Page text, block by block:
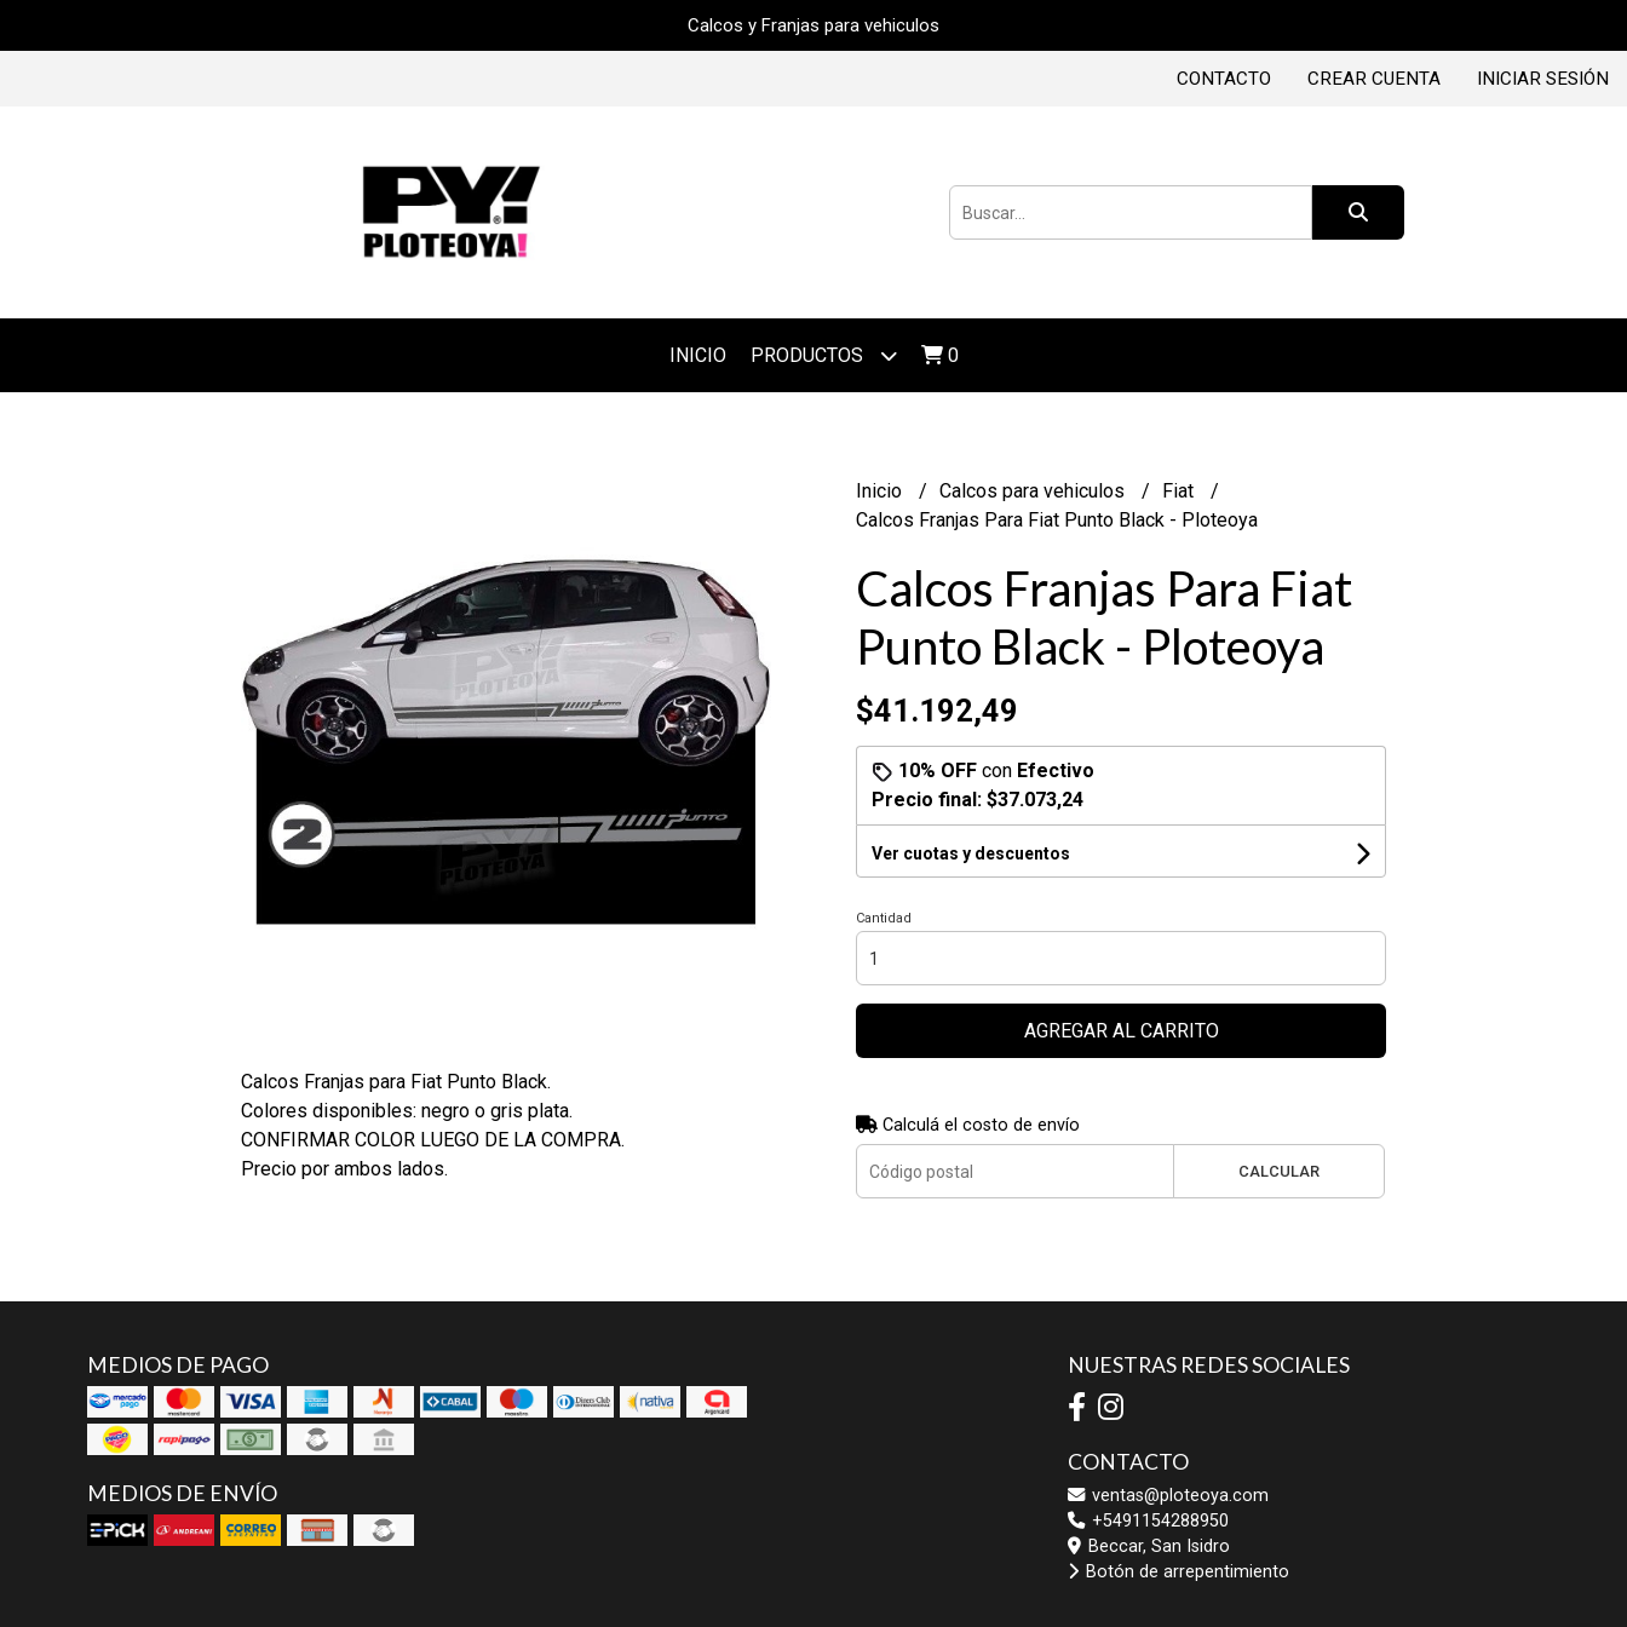
Calcos y Franjas para vehiculos
CONTACTO CREAR CUENTA INICIAR SESIÓN
INICIO PRODUCTOS 0
Calcos Franjas para Fiat Punto Black.
Colores disponibles: negro o gris plata.
CONFIRMAR COLOR LUEGO DE LA COMPRA.
Precio por ambos lados.
Inicio Calcos para vehiculos
Fiat
Calcos Franjas Para Fiat Punto Black - Ploteoya
Calcos Franjas Para Fiat
Punto Black - Ploteoya
$41.192,49
10% OFF con Efectivo
Precio final: $37.073,24
Ver cuotas y descuentos
Cantidad
AGREGAR AL CARRITO
Calculá el costo de envío
CALCULAR
MEDIOS DE PAGO
MEDIOS DE ENVÍO
NUESTRAS REDES SOCIALES
CONTACTO
ventas@ploteoya.com
+5491154288950
Beccar, San Isidro
Botón de arrepentimiento